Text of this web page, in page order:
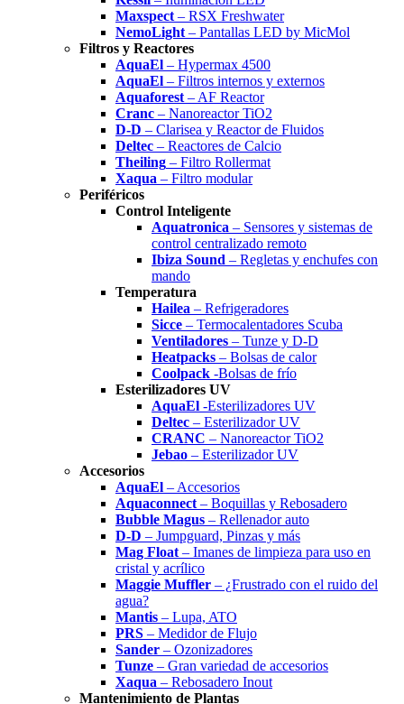
Maxspect – RSX Freshwater
NemoLight – Pantallas LED by MicMol
Filtros y Reactores
AquaEl – Hypermax 4500
AquaEl – Filtros internos y externos
Aquaforest – AF Reactor
Cranc – Nanoreactor TiO2
D-D – Clarisea y Reactor de Fluidos
Deltec – Reactores de Calcio
Theiling – Filtro Rollermat
Xaqua – Filtro modular
Periféricos
Control Inteligente
Aquatronica – Sensores y sistemas de
control centralizado remoto
Ibiza Sound – Regletas y enchufes con
mando
Temperatura
Hailea – Refrigeradores
Sicce – Termocalentadores Scuba
Ventiladores – Tunze y D-D
Heatpacks – Bolsas de calor
Coolpack -Bolsas de frío
Esterilizadores UV
AquaEl -Esterilizadores UV
Deltec – Esterilizador UV
CRANC – Nanoreactor TiO2
Jebao – Esterilizador UV
Accesorios
AquaEl – Accesorios
Aquaconnect – Boquillas y Rebosadero
Bubble Magus – Rellenador auto
D-D – Jumpguard, Pinzas y más
Mag Float – Imanes de limpieza para uso en
cristal y acrílico
Maggie Muffler – ¿Frustrado con el ruido del
agua?
Mantis – Lupa, ATO
PRS – Medidor de Flujo
Sander – Ozonizadores
Tunze – Gran variedad de accesorios
Xaqua – Rebosadero Inout
Mantenimiento de Plantas